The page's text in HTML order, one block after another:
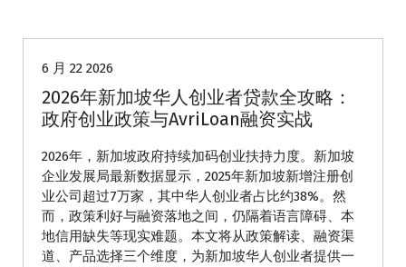
6 月 22 2026
2026年新加坡华人创业者贷款全攻略：
政府创业政策与AvriLoan融资实战
2026年，新加坡政府持续加码创业扶持力度。新加坡
企业发展局最新数据显示，2025年新加坡新增注册创
业公司超过7万家，其中华人创业者占比约38%。然
而，政策利好与融资落地之间，仍隔着语言障碍、本
地信用缺失等现实难题。本文将从政策解读、融资渠
道、产品选择三个维度，为新加坡华人创业者提供一